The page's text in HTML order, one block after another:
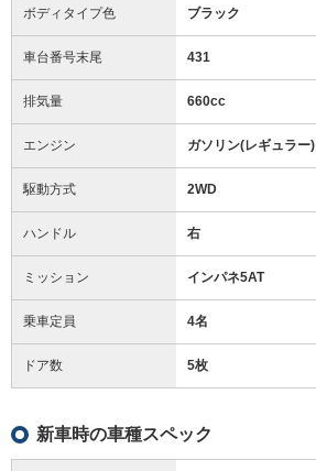
ボディタイプ色 ブラック
車台番号末尾 431
排気量 660cc
エンジン ガソリン(レギュラー)
駆動方式 2WD
ハンドル 右
ミッション インパネ5AT
乗車定員 4名
ドア数 5枚
新車時の車種スペック